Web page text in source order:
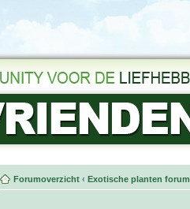
Forumoverzicht ‹ Exotische planten forum